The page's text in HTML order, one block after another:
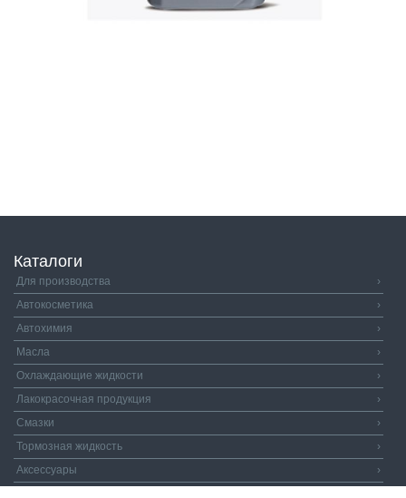
Каталоги
Для производства
›
Автокосметика
›
Автохимия
›
Масла
›
Охлаждающие жидкости
›
Лакокрасочная продукция
›
Смазки
›
Тормозная жидкость
›
Аксессуары
›